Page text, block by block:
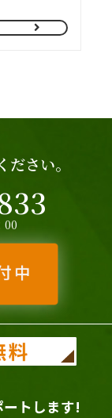
さい。
00
トします!